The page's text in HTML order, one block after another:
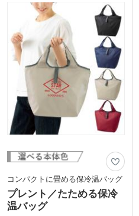
コンパクトに畳める保冷温バッグ
プレント／たためる保冷
温バッグ